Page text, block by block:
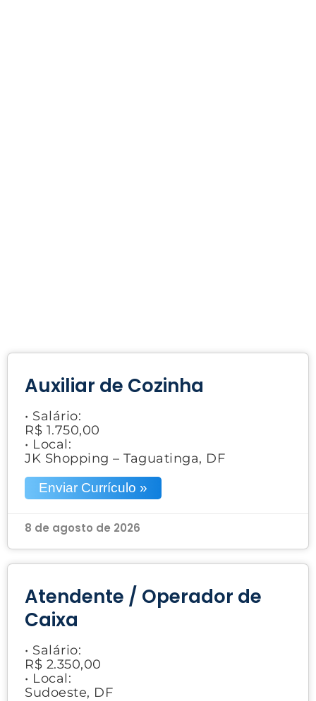
Auxiliar de Cozinha
• Salário:
R$ 1.750,00
• Local:
JK Shopping – Taguatinga, DF
Enviar Currículo »
8 de agosto de 2026
Atendente / Operador de
Caixa
• Salário:
R$ 2.350,00
• Local:
Sudoeste, DF